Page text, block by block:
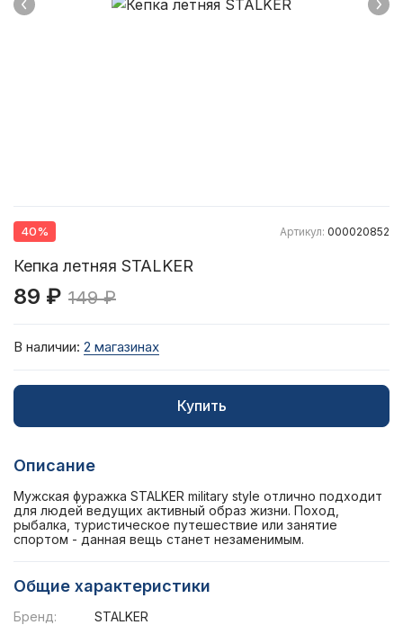
40% Артикул: 000020852
Кепка летняя STALKER
89 ₽ 149 ₽
В наличии: 2 магазинах
Купить
Описание
Мужская фуражка STALKER military style отлично подходит
для людей ведущих активный образ жизни. Поход,
рыбалка, туристическое путешествие или занятие
спортом - данная вещь станет незаменимым.
Общие характеристики
Бренд: STALKER